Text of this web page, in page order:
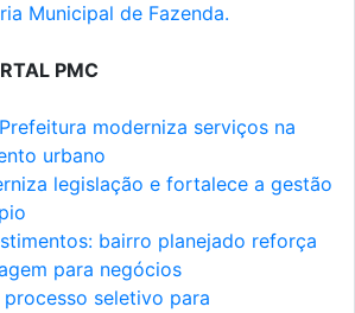
Municipal de Fazenda.
PMC
moderniza serviços na
urbano
legislação e fortalece a gestão
bairro planejado reforça
para negócios
seletivo para